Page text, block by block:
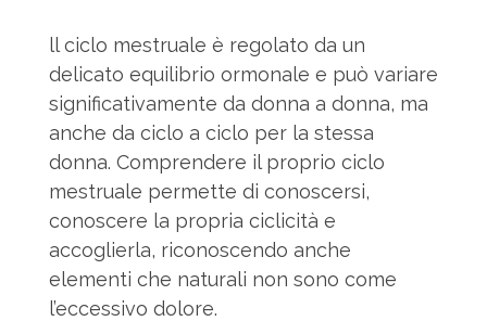
ll ciclo mestruale è regolato da un
delicato equilibrio ormonale e può variare
significativamente da donna a donna, ma
anche da ciclo a ciclo per la stessa
donna. Comprendere il proprio ciclo
mestruale permette di conoscersi,
conoscere la propria ciclicità e
accoglierla, riconoscendo anche
elementi che naturali non sono come
l’eccessivo dolore.